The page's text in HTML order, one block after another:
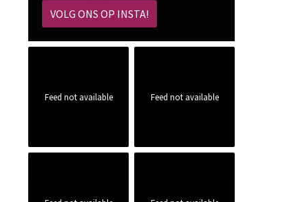
VOLG ONS OP INSTA!
Feed not available Feed not available